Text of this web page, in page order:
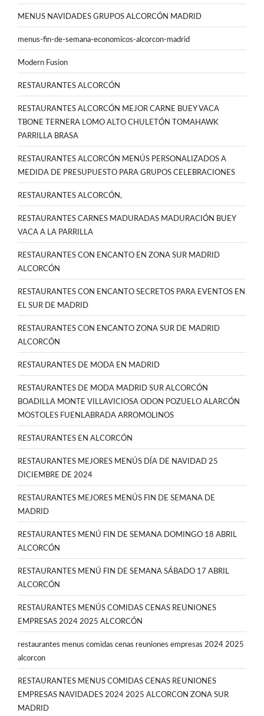
MENUS NAVIDADES GRUPOS ALCORCÓN MADRID
menus-fin-de-semana-economicos-alcorcon-madrid
Modern Fusion
RESTAURANTES ALCORCÓN
RESTAURANTES ALCORCÓN MEJOR CARNE BUEY VACA
TBONE TERNERA LOMO ALTO CHULETÓN TOMAHAWK
PARRILLA BRASA
RESTAURANTES ALCORCÓN MENÚS PERSONALIZADOS A
MEDIDA DE PRESUPUESTO PARA GRUPOS CELEBRACIONES
RESTAURANTES ALCORCÓN,
RESTAURANTES CARNES MADURADAS MADURACIÓN BUEY
VACA A LA PARRILLA
RESTAURANTES CON ENCANTO EN ZONA SUR MADRID
ALCORCÓN
RESTAURANTES CON ENCANTO SECRETOS PARA EVENTOS EN
EL SUR DE MADRID
RESTAURANTES CON ENCANTO ZONA SUR DE MADRID
ALCORCÓN
RESTAURANTES DE MODA EN MADRID
RESTAURANTES DE MODA MADRID SUR ALCORCÓN
BOADILLA MONTE VILLAVICIOSA ODON POZUELO ALARCÓN
MOSTOLES FUENLABRADA ARROMOLINOS
RESTAURANTES EN ALCORCÓN
RESTAURANTES MEJORES MENÚS DÍA DE NAVIDAD 25
DICIEMBRE DE 2024
RESTAURANTES MEJORES MENÚS FIN DE SEMANA DE
MADRID
RESTAURANTES MENÚ FIN DE SEMANA DOMINGO 18 ABRIL
ALCORCÓN
RESTAURANTES MENÚ FIN DE SEMANA SÁBADO 17 ABRIL
ALCORCÓN
RESTAURANTES MENÚS COMIDAS CENAS REUNIONES
EMPRESAS 2024 2025 ALCORCÓN
restaurantes menus comidas cenas reuniones empresas 2024 2025
alcorcon
RESTAURANTES MENUS COMIDAS CENAS REUNIONES
EMPRESAS NAVIDADES 2024 2025 ALCORCON ZONA SUR
MADRID